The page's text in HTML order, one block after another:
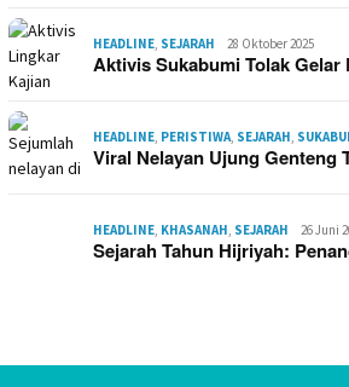
HEADLINE, SEJARAH 28 Oktober 2025
Aktivis Sukabumi Tolak
HEADLINE, PERISTIWA, SEJARAH,
Viral Nelayan Ujung Genteng
HEADLINE, KHASANAH, SEJARAH 26 Juni
Sejarah Tahun Hijriyah: